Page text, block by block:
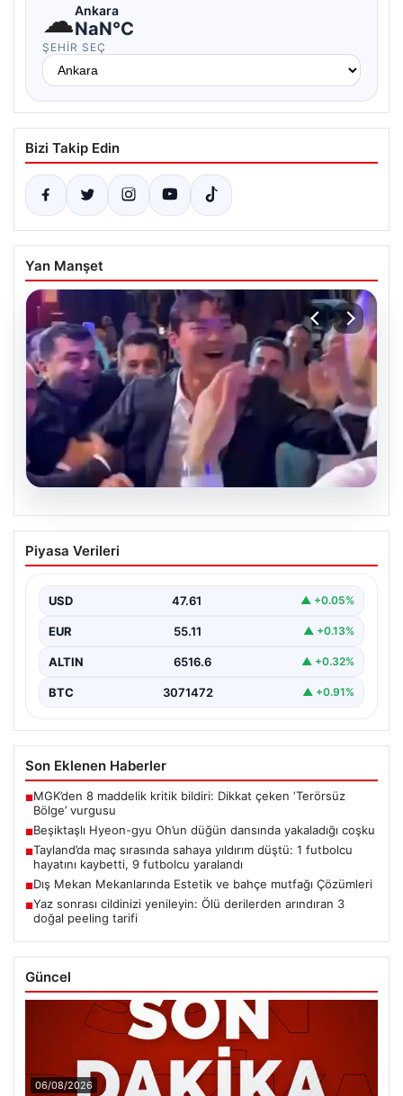
☁Ankara
NaN°C
ŞEHIR SEÇ
Bizi Takip Edin
Yan Manşet
Beşiktaşlı Hyeon-gyu Oh’un düğün
dansında yakaladığı coşku
düzenlediği düğünde sahneye çıkarak eğlenceli bir
dans performansı…
Piyasa Verileri
USD 47.61 ▲ +0.05%
EUR 55.11 ▲ +0.13%
ALTIN 6516.6 ▲ +0.32%
BTC 3071472 ▲ +0.91%
Son Eklenen Haberler
■MGK’den 8 maddelik kritik bildiri: Dikkat çeken ‘Terörsüz
Bölge’ vurgusu
■Beşiktaşlı Hyeon-gyu Oh’un düğün dansında yakaladığı coşku
■Tayland’da maç sırasında sahaya yıldırım düştü: 1 futbolcu
hayatını kaybetti, 9 futbolcu yaralandı
■Dış Mekan Mekanlarında Estetik ve bahçe mutfağı Çözümleri
■Yaz sonrası cildinizi yenileyin: Ölü derilerden arındıran 3
doğal peeling tarifi
Güncel
06/08/2026